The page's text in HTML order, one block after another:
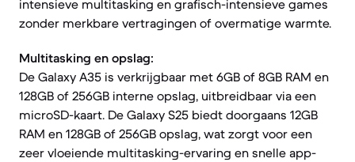
intensieve multitasking en grafisch-intensieve games
zonder merkbare vertragingen of overmatige warmte.
Multitasking en opslag:
De Galaxy A35 is verkrijgbaar met 6GB of 8GB RAM en
128GB of 256GB interne opslag, uitbreidbaar via een
microSD-kaart. De Galaxy S25 biedt doorgaans 12GB
RAM en 128GB of 256GB opslag, wat zorgt voor een
zeer vloeiende multitasking-ervaring en snelle app-